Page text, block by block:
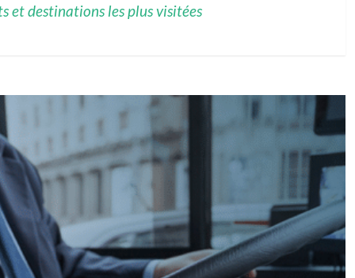
et destinations les plus visitées